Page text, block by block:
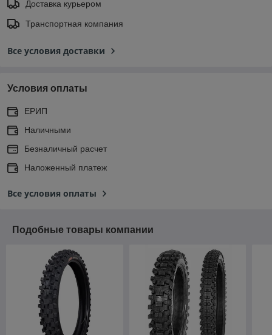
Доставка курьером
Транспортная компания
Все условия доставки
Условия оплаты
ЕРИП
Наличными
Безналичный расчет
Наложенный платеж
Все условия оплаты
Подобные товары компании